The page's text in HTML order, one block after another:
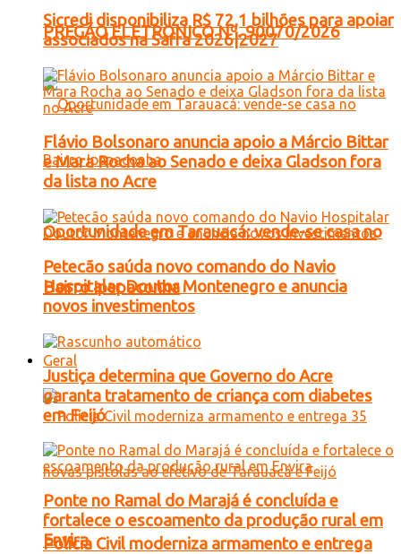
PREGÃO ELETRONICO Nº. 90070/2026
Oportunidade em Tarauacá: vende-se casa no
Bairro Ipepaconha
Geral
Polícia Civil moderniza armamento e entrega
Sicredi disponibiliza R$ 72,1 bilhões para apoiar
associados na Safra 2026|2027
Flávio Bolsonaro anuncia apoio a Márcio Bittar
e Mara Rocha ao Senado e deixa Gladson fora
da lista no Acre
Petecão saúda novo comando do Navio
Hospitalar Doutor Montenegro e anuncia
novos investimentos
Justiça determina que Governo do Acre
garanta tratamento de criança com diabetes
em Feijó
Ponte no Ramal do Marajá é concluída e
fortalece o escoamento da produção rural em
Envira